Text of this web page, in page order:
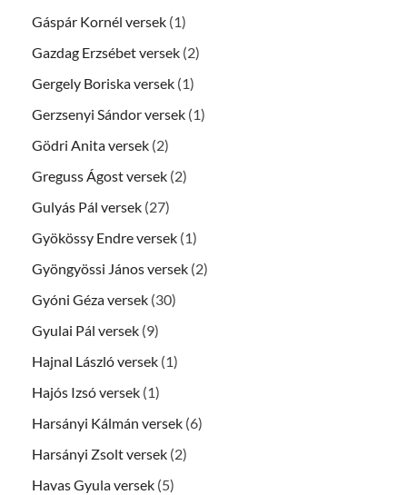
Gáspár Kornél versek (1)
Gazdag Erzsébet versek (2)
Gergely Boriska versek (1)
Gerzsenyi Sándor versek (1)
Gödri Anita versek (2)
Greguss Ágost versek (2)
Gulyás Pál versek (27)
Gyökössy Endre versek (1)
Gyöngyössi János versek (2)
Gyóni Géza versek (30)
Gyulai Pál versek (9)
Hajnal László versek (1)
Hajós Izsó versek (1)
Harsányi Kálmán versek (6)
Harsányi Zsolt versek (2)
Havas Gyula versek (5)